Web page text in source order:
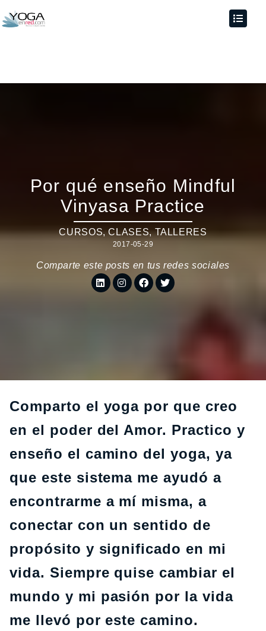
Por qué enseño Mindful
Vinyasa Practice
CURSOS, CLASES, TALLERES
2017-05-29
Comparte este posts en tus redes sociales
Comparto el yoga por que creo
en el poder del Amor. Practico y
enseño el camino del yoga, ya
que este sistema me ayudó a
encontrarme a mí misma, a
conectar con un sentido de
propósito y significado en mi
vida. Siempre quise cambiar el
mundo y mi pasión por la vida
me llevó por este camino.